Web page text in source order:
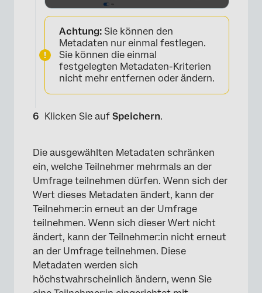
×
×
Achtung: Sie können den
Metadaten nur einmal festlegen.
Sie können die einmal
festgelegten Metadaten-Kriterien
nicht mehr entfernen oder ändern.
Klicken Sie auf Speichern.
Die ausgewählten Metadaten schränken
ein, welche Teilnehmer mehrmals an der
Umfrage teilnehmen dürfen. Wenn sich der
Wert dieses Metadaten ändert, kann der
Teilnehmer:in erneut an der Umfrage
teilnehmen. Wenn sich dieser Wert nicht
ändert, kann der Teilnehmer:in nicht erneut
an der Umfrage teilnehmen. Diese
Metadaten werden sich
höchstwahrscheinlich ändern, wenn Sie